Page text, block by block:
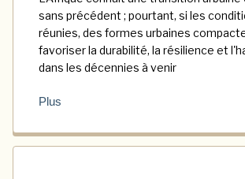
sans précédent ; pourtant, si les
réunies, des formes urbaines
favoriser la durabilité, la résilience et
dans les décennies à venir
Plus